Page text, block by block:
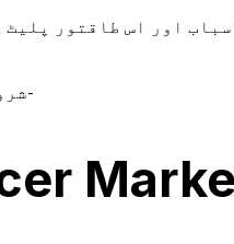
شروع کرنے کے لیے، آئیے سب سے پہلے واضح کرتے ہیں-